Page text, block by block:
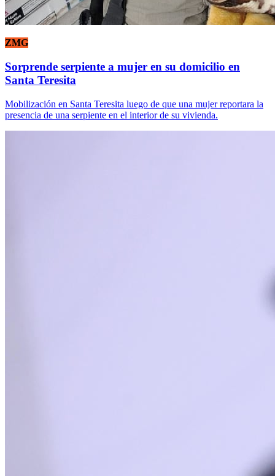
ZMG
Sorprende serpiente a mujer en su domicilio en
Santa Teresita
Mobilización en Santa Teresita luego de que una mujer reportara la
presencia de una serpiente en el interior de su vivienda.